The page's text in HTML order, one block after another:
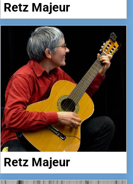
Retz Majeur
Retz Majeur